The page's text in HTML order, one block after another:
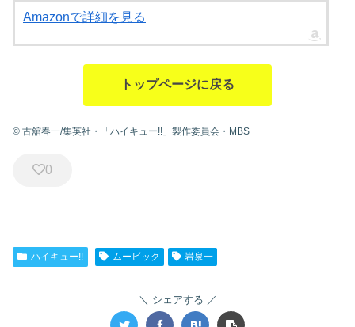
Amazonで詳細を見る
トップページに戻る
© 古舘春一/集英社・「ハイキュー!!」製作委員会・MBS
0
ハイキュー!! ムービック 岩泉一
シェアする